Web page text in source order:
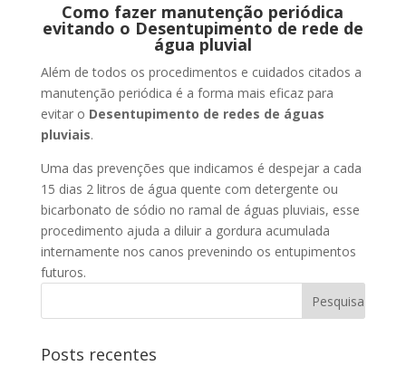
Como fazer manutenção periódica
evitando o Desentupimento de rede de
água pluvial
Além de todos os procedimentos e cuidados citados a
manutenção periódica é a forma mais eficaz para
evitar o Desentupimento de redes de águas
pluviais.
Uma das prevenções que indicamos é despejar a cada
15 dias 2 litros de água quente com detergente ou
bicarbonato de sódio no ramal de águas pluviais, esse
procedimento ajuda a diluir a gordura acumulada
internamente nos canos prevenindo os entupimentos
futuros.
Posts recentes